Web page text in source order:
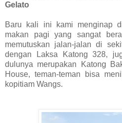
Gelato
Baru kali ini kami menginap
makan pagi yang sangat
memutuskan jalan-jalan di
dengan Laksa Katong 328,
dulunya merupakan Katong
House, teman-teman bisa
kopitiam Wangs.